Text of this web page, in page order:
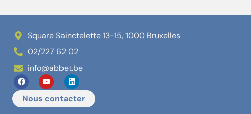
Square Sainctelette 13-15, 1000 Bruxelles
02/227 62 02
info@abbet.be
Nous contacter